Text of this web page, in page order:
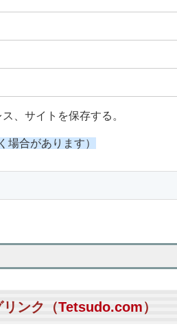
、サイトを保存する。
合があります）
ンク（Tetsudo.com）